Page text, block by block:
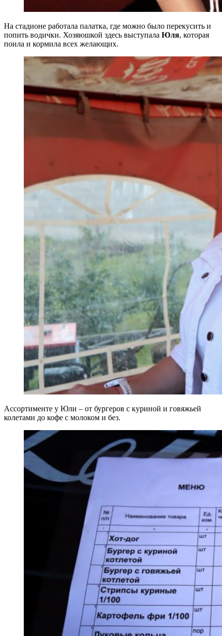
На стадионе работала палатка, где можно было перекусить и
попить водички. Хозяюшкой здесь выступала Юля, которая
поила и кормила всех желающих.
Ассортименте у Юли – от бургеров с куриной и говяжьей
колетами до кофе с молоком и без.